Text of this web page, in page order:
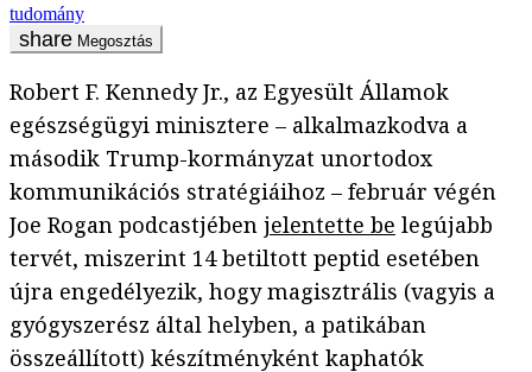
tudomány
Megosztás
Robert F. Kennedy Jr., az Egyesült Államok
egészségügyi minisztere – alkalmazkodva a
második Trump-kormányzat unortodox
kommunikációs stratégiáihoz – február végén
Joe Rogan podcastjében jelentette be legújabb
tervét, miszerint 14 betiltott peptid esetében
újra engedélyezik, hogy magisztrális (vagyis a
gyógyszerész által helyben, a patikában
összeállított) készítményként kaphatók